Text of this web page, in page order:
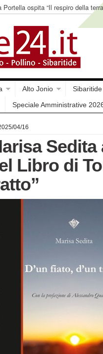
ospita “Il respiro della
Alto Jonio Sibaritide
Speciale Amministrative
04/16
Libro di